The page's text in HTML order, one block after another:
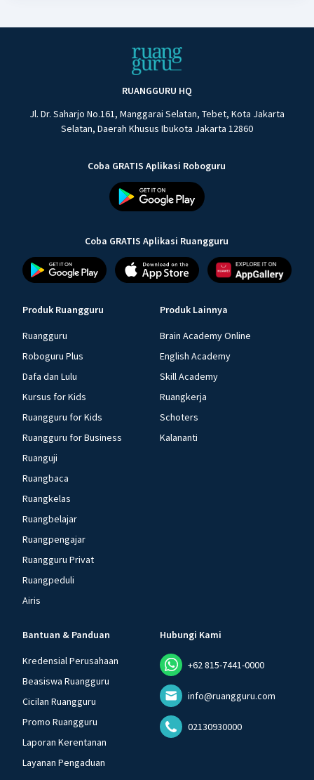
RUANGGURU HQ
Jl. Dr. Saharjo No.161, Manggarai Selatan, Tebet, Kota Jakarta
Selatan, Daerah Khusus Ibukota Jakarta 12860
Coba GRATIS Aplikasi Roboguru
Coba GRATIS Aplikasi Ruangguru
Produk Ruangguru
Ruangguru
Roboguru Plus
Dafa dan Lulu
Kursus for Kids
Ruangguru for Kids
Ruangguru for Business
Ruanguji
Ruangbaca
Ruangkelas
Ruangbelajar
Ruangpengajar
Ruangguru Privat
Ruangpeduli
Airis
Produk Lainnya
Brain Academy Online
English Academy
Skill Academy
Ruangkerja
Schoters
Kalananti
Bantuan & Panduan
Kredensial Perusahaan
Beasiswa Ruangguru
Cicilan Ruangguru
Promo Ruangguru
Laporan Kerentanan
Layanan Pengaduan
Hubungi Kami
+62 815-7441-0000
info@ruangguru.com
02130930000